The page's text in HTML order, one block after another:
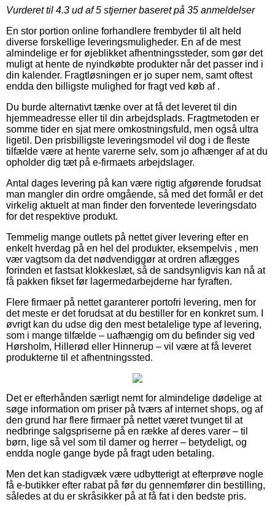
Vurderet til 4.3 ud af 5 stjerner baseret på 35 anmeldelser
En stor portion online forhandlere frembyder til alt held
diverse forskellige leveringsmuligheder. En af de mest
almindelige er for øjeblikket afhentningssteder, som gør det
muligt at hente de nyindkøbte produkter når det passer ind i
din kalender. Fragtløsningen er jo super nem, samt oftest
endda den billigste mulighed for fragt ved køb af .
Du burde alternativt tænke over at få det leveret til din
hjemmeadresse eller til din arbejdsplads. Fragtmetoden er
somme tider en sjat mere omkostningsfuld, men også ultra
ligetil. Den prisbilligste leveringsmodel vil dog i de fleste
tilfælde være at hente varerne selv, som jo afhænger af at du
opholder dig tæt på e-firmaets arbejdslager.
Antal dages levering på kan være rigtig afgørende forudsat
man mangler din ordre omgående, så med det formål er det
virkelig aktuelt at man finder den forventede leveringsdato
for det respektive produkt.
Temmelig mange outlets på nettet giver levering efter en
enkelt hverdag på en hel del produkter, eksempelvis , men
vær vagtsom da det nødvendiggør at ordren aflægges
forinden et fastsat klokkeslæt, så de sandsynligvis kan nå at
få pakken fikset før lagermedarbejderne har fyraften.
Flere firmaer på nettet garanterer portofri levering, men for
det meste er det forudsat at du bestiller for en konkret sum. I
øvrigt kan du udse dig den mest betalelige type af levering,
som i mange tilfælde – uafhængig om du befinder sig ved
Hørsholm, Hillerød eller Hinnerup – vil være at få leveret
produkterne til et afhentningssted.
Det er efterhånden særligt nemt for almindelige dødelige at
søge information om priser på tværs af internet shops, og af
den grund har flere firmaer på nettet været tvunget til at
nedbringe salgspriserne på en række af deres varer – til
børn, lige så vel som til damer og herrer – betydeligt, og
endda nogle gange byde på fragt uden betaling.
Men det kan stadigvæk være udbytterigt at efterprøve nogle
få e-butikker efter rabat på før du gennemfører din bestilling,
således at du er skråsikker på at få fat i den bedste pris.